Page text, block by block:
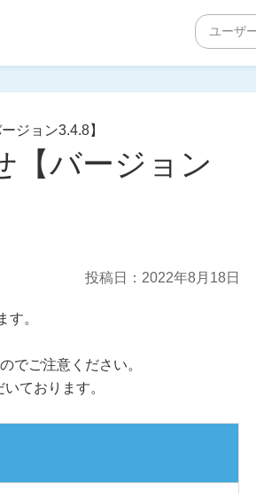
ジョン3.4.8】
【バージョン
投稿日：2022年8月18日
。
でご注意ください。
ております。